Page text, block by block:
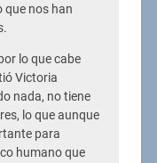
que nos han
lo que cabe
Victoria
nada, no tiene
lo que aunque
para
humano que